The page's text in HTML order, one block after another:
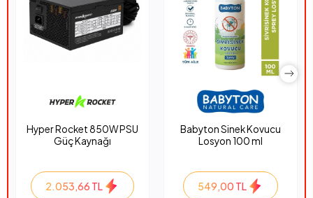
Hyper Rocket 850W PSU
Güç Kaynağı
2.053,66 TL
Babyton Sinek Kovucu
Losyon 100 ml
549,00 TL